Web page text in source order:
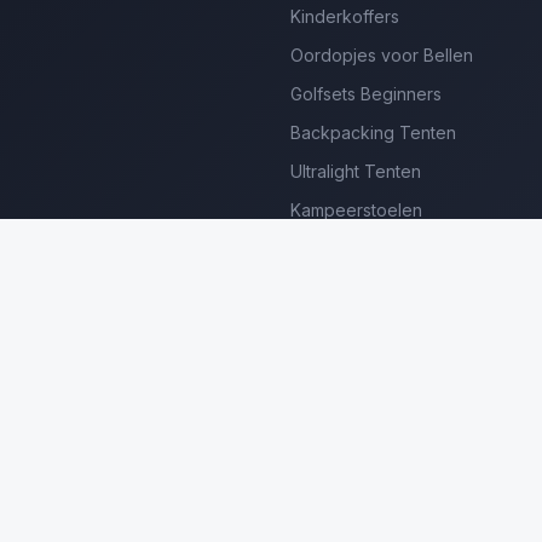
Kinderkoffers
Oordopjes voor Bellen
Golfsets Beginners
Backpacking Tenten
Ultralight Tenten
Kampeerstoelen